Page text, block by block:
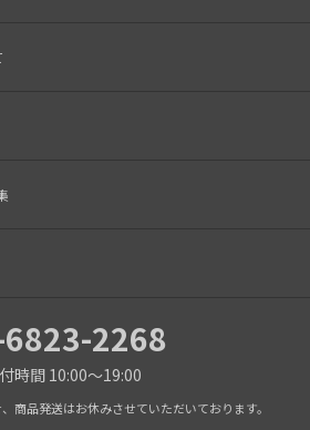
2268
時間 10:00～19:00
商品発送はお休みさせていただいております。